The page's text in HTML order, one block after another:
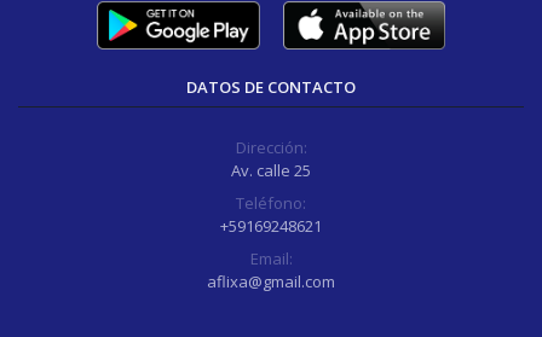
DATOS DE CONTACTO
Dirección:
Av. calle 25
Teléfono:
+59169248621
Email:
aflixa@gmail.com